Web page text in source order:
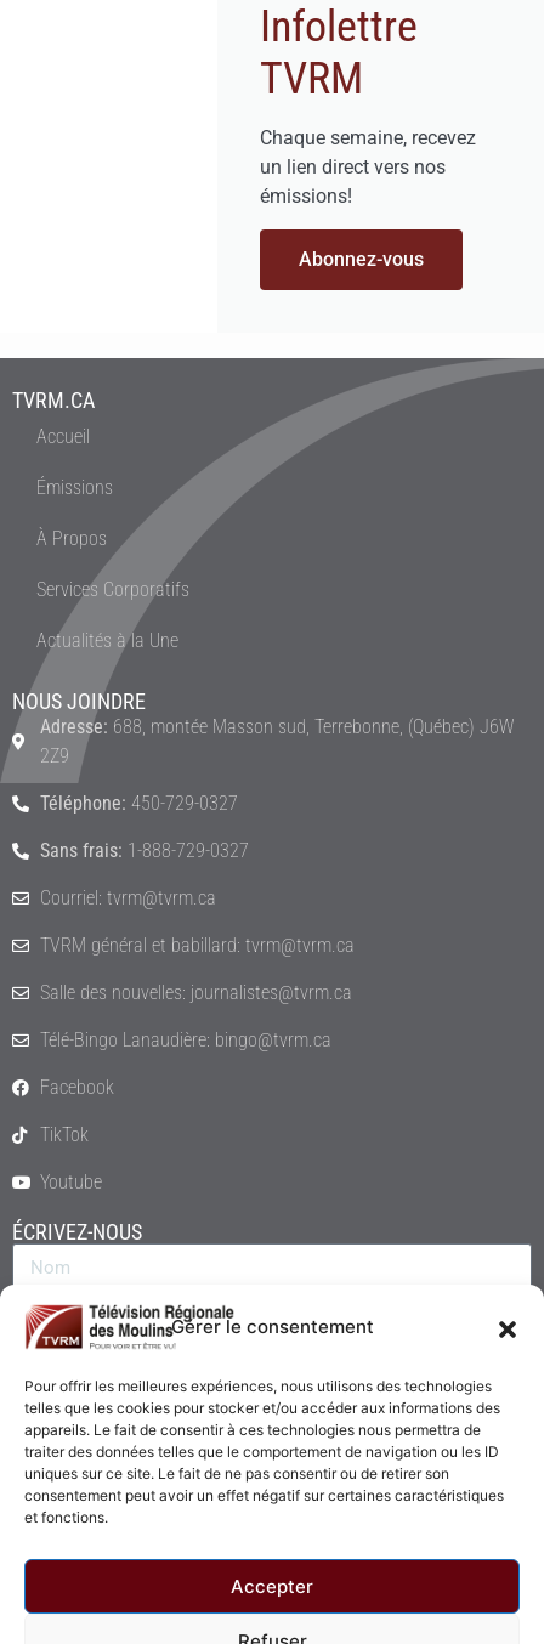
Gérer le consentement
Pour offrir les meilleures expériences, nous utilisons des technologies
telles que les cookies pour stocker et/ou accéder aux informations des
appareils. Le fait de consentir à ces technologies nous permettra de
traiter des données telles que le comportement de navigation ou les ID
uniques sur ce site. Le fait de ne pas consentir ou de retirer son
consentement peut avoir un effet négatif sur certaines caractéristiques
et fonctions.
Accepter
Infolettre
TVRM
Chaque semaine, recevez
un lien direct vers nos
émissions!
Abonnez-vous
TVRM.CA
Accueil
Émissions
À Propos
Services Corporatifs
Actualités à la Une
NOUS JOINDRE
Adresse: 688, montée Masson sud, Terrebonne, (Québec) J6W
2Z9
Téléphone: 450-729-0327
Sans frais: 1-888-729-0327
Courriel: tvrm@tvrm.ca
TVRM général et babillard: tvrm@tvrm.ca
Salle des nouvelles: journalistes@tvrm.ca
Télé-Bingo Lanaudière: bingo@tvrm.ca
Facebook
TikTok
Youtube
ÉCRIVEZ-NOUS